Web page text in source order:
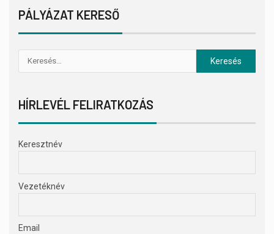
PÁLYÁZAT KERESŐ
HÍRLEVÉL FELIRATKOZÁS
Keresztnév
Vezetéknév
Email